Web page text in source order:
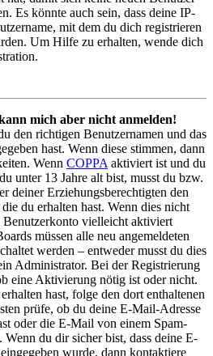
Es könnte auch sein, dass deine IP-
mit dem du dich registrieren
Um Hilfe zu erhalten, wende dich
mich aber nicht anmelden!
den richtigen Benutzernamen und das
hast. Wenn diese stimmen, dann
Wenn COPPA aktiviert ist und du
unter 13 Jahre alt bist, musst du bzw.
deiner Erziehungsberechtigten den
du erhalten hast. Wenn dies nicht
Benutzerkonto vielleicht aktiviert
müssen alle neu angemeldeten
werden – entweder musst du dies
Administrator. Bei der Registrierung
eine Aktivierung nötig ist oder nicht.
hast, folge den dort enthaltenen
prüfe, ob du deine E-Mail-Adresse
oder die E-Mail von einem Spam-
du dir sicher bist, dass deine E-
wurde, dann kontaktiere